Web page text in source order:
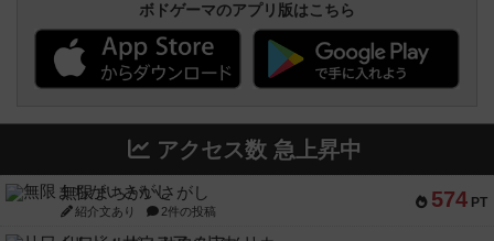
ボドゲーマのアプリ版はこちら
アクセス数 急上昇中
574 PT
無限まちがいさがし
紹介文あり 2件の投稿